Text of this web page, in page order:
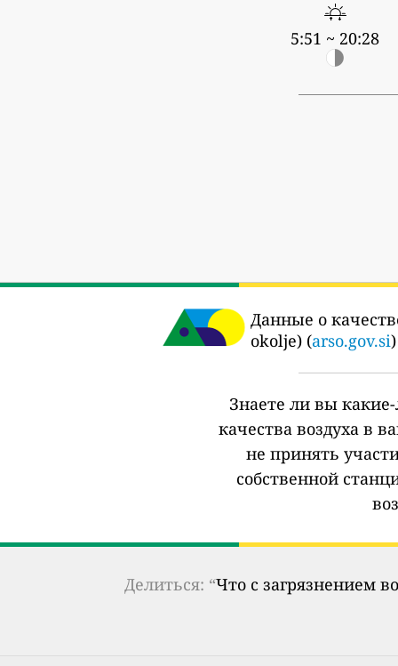
5:51 ~ 20:28
Данные о
okolje) (arso.gov.si)
Знаете ли вы
качества воздуха в
не принять
собственной
Делиться: “Что с загрязнением